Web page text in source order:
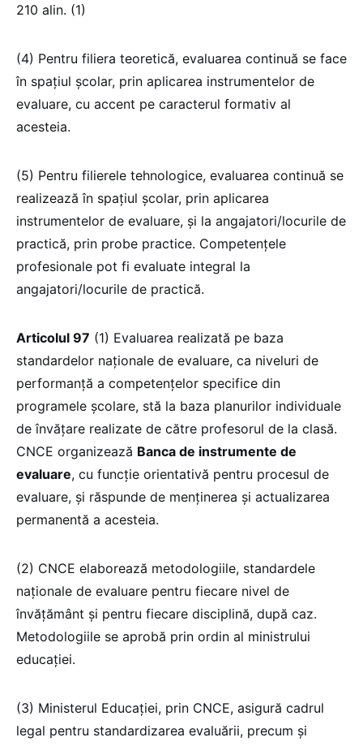
210 alin. (1)
(4) Pentru filiera teoretică, evaluarea continuă se face
în spațiul școlar, prin aplicarea instrumentelor de
evaluare, cu accent pe caracterul formativ al
acesteia.
(5) Pentru filierele tehnologice, evaluarea continuă se
realizează în spațiul școlar, prin aplicarea
instrumentelor de evaluare, și la angajatori/locurile de
practică, prin probe practice. Competențele
profesionale pot fi evaluate integral la
angajatori/locurile de practică.
Articolul 97 (1) Evaluarea realizată pe baza
standardelor naționale de evaluare, ca niveluri de
performanță a competențelor specifice din
programele școlare, stă la baza planurilor individuale
de învățare realizate de către profesorul de la clasă.
CNCE organizează Banca de instrumente de
evaluare, cu funcție orientativă pentru procesul de
evaluare, și răspunde de menținerea și actualizarea
permanentă a acesteia.
(2) CNCE elaborează metodologiile, standardele
naționale de evaluare pentru fiecare nivel de
învățământ și pentru fiecare disciplină, după caz.
Metodologiile se aprobă prin ordin al ministrului
educației.
(3) Ministerul Educației, prin CNCE, asigură cadrul
legal pentru standardizarea evaluării, precum și